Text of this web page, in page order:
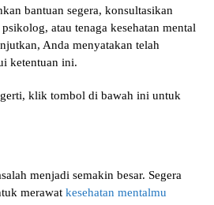
bantuan segera, konsultasikan
atau tenaga kesehatan mental
Anda menyatakan telah
ketentuan ini.
klik tombol di bawah ini untuk
menjadi semakin besar. Segera
merawat kesehatan mentalmu